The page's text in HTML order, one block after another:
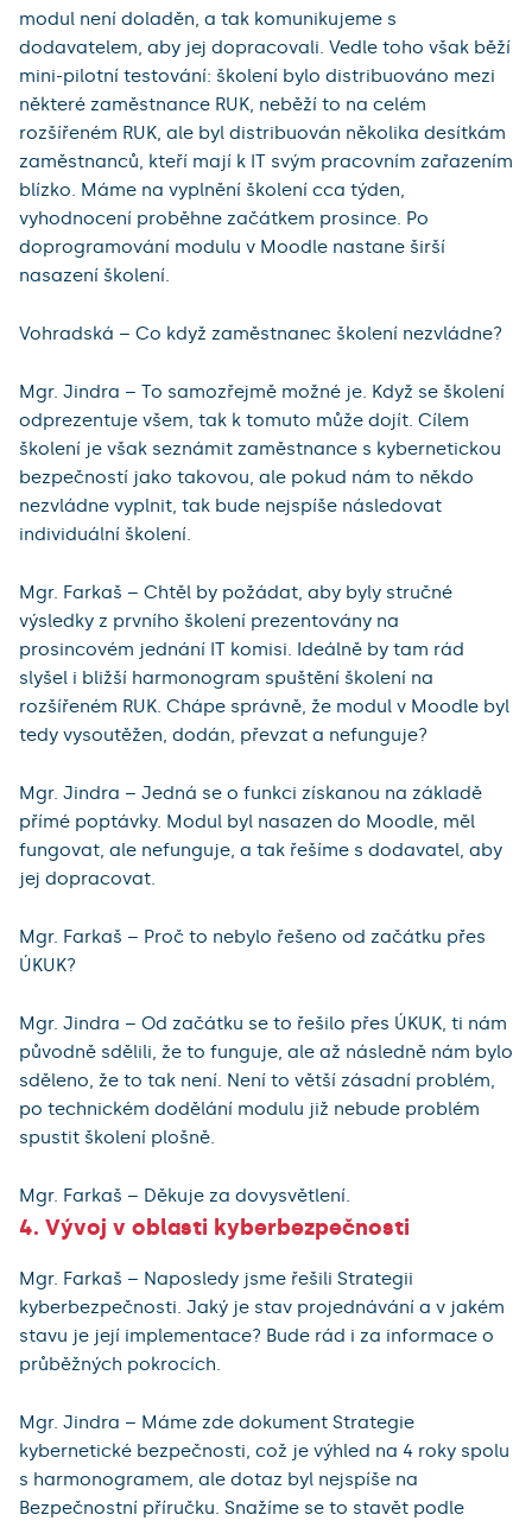
modul není doladěn, a tak komunikujeme s
dodavatelem, aby jej dopracovali. Vedle toho však běží
mini-pilotní testování: školení bylo distribuováno mezi
některé zaměstnance RUK, neběží to na celém
rozšířeném RUK, ale byl distribuován několika desítkám
zaměstnanců, kteří mají k IT svým pracovním zařazením
blízko. Máme na vyplnění školení cca týden,
vyhodnocení proběhne začátkem prosince. Po
doprogramování modulu v Moodle nastane širší
nasazení školení.
Vohradská – Co když zaměstnanec školení nezvládne?
Mgr. Jindra – To samozřejmě možné je. Když se školení
odprezentuje všem, tak k tomuto může dojít. Cílem
školení je však seznámit zaměstnance s kybernetickou
bezpečností jako takovou, ale pokud nám to někdo
nezvládne vyplnit, tak bude nejspíše následovat
individuální školení.
Mgr. Farkaš – Chtěl by požádat, aby byly stručné
výsledky z prvního školení prezentovány na
prosincovém jednání IT komisi. Ideálně by tam rád
slyšel i bližší harmonogram spuštění školení na
rozšířeném RUK. Chápe správně, že modul v Moodle byl
tedy vysoutěžen, dodán, převzat a nefunguje?
Mgr. Jindra – Jedná se o funkci získanou na základě
přímé poptávky. Modul byl nasazen do Moodle, měl
fungovat, ale nefunguje, a tak řešíme s dodavatel, aby
jej dopracovat.
Mgr. Farkaš – Proč to nebylo řešeno od začátku přes
ÚKUK?
Mgr. Jindra – Od začátku se to řešilo přes ÚKUK, ti nám
původně sdělili, že to funguje, ale až následně nám bylo
sděleno, že to tak není. Není to větší zásadní problém,
po technickém dodělání modulu již nebude problém
spustit školení plošně.
Mgr. Farkaš – Děkuje za dovysvětlení.
4. Vývoj v oblasti kyberbezpečnosti
Mgr. Farkaš – Naposledy jsme řešili Strategii
kyberbezpečnosti. Jaký je stav projednávání a v jakém
stavu je její implementace? Bude rád i za informace o
průběžných pokrocích.
Mgr. Jindra – Máme zde dokument Strategie
kybernetické bezpečnosti, což je výhled na 4 roky spolu
s harmonogramem, ale dotaz byl nejspíše na
Bezpečnostní příručku. Snažíme se to stavět podle